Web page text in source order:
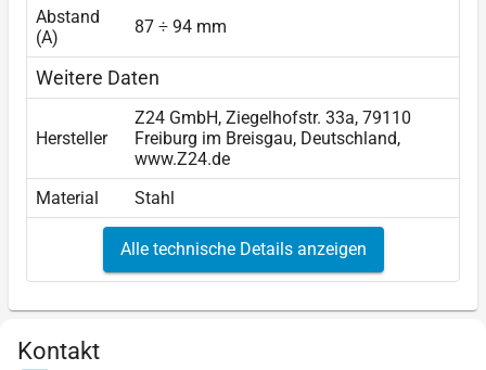
Abstand
(A)
87 ÷ 94 mm
Weitere Daten
Hersteller
Z24 GmbH, Ziegelhofstr. 33a, 79110
Freiburg im Breisgau, Deutschland,
www.Z24.de
Material
Stahl
Alle technische Details anzeigen
Kontakt